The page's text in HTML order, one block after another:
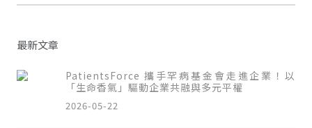
最新文章
PatientsForce 攜手罕病基金會走進企業！以
「生命香氣」驅動企業共融與多元平權
2026-05-22